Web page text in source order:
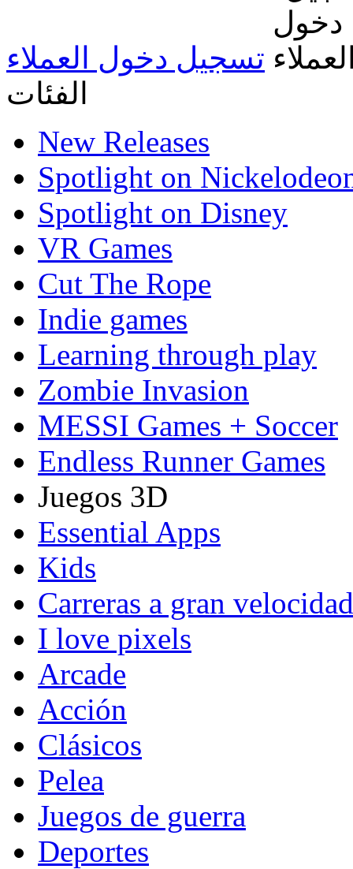
تسجيل دخول العملاء
الفئات
New Releases
Spotlight on
Spotlight on Disney
VR Games
Cut The Rope
Indie games
Learning through play
Zombie Invasion
MESSI Games + Soccer
Endless Runner Games
Juegos 3D
Essential Apps
Kids
Carreras a gran velocidad
I love pixels
Arcade
Acción
Clásicos
Pelea
Juegos de guerra
Deportes